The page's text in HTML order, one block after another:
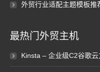
外贸行业适配主题模板推
最热门外贸主机
Kinsta – 企业级C2谷歌云